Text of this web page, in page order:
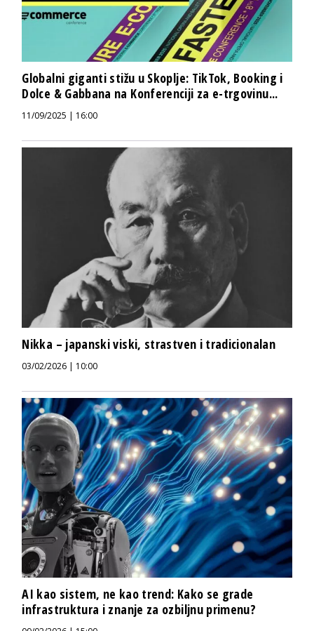
Globalni giganti stižu u Skoplje: TikTok, Booking i
Dolce & Gabbana na Konferenciji za e-trgovinu...
11/09/2025 | 16:00
Nikka – japanski viski, strastven i tradicionalan
03/02/2026 | 10:00
AI kao sistem, ne kao trend: Kako se grade
infrastruktura i znanje za ozbiljnu primenu?